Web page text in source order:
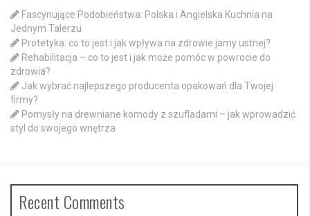
Fascynujące Podobieństwa: Polska i Angielska Kuchnia na
Jednym Talerzu
Protetyka: co to jest i jak wpływa na zdrowie jamy ustnej?
Rehabilitacja – co to jest i jak może pomóc w powrocie do
zdrowia?
Jak wybrać najlepszego producenta opakowań dla Twojej
firmy?
Pomysły na drewniane komody z szufladami – jak wprowadzić
styl do swojego wnętrza
Recent Comments